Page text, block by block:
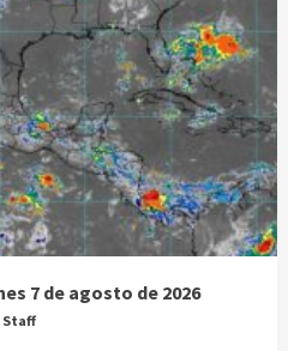
7 de agosto de 2026